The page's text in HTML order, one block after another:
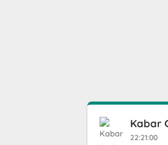
Kabar
22:21:00